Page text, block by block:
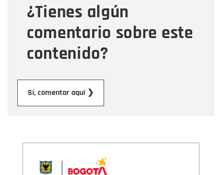
¿Tienes algún
comentario sobre este
contenido?
Sí, comentar aquí ❯
Mensaje